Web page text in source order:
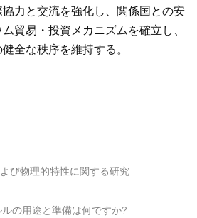
力と交流を強化し、関係国との安
貿易・投資メカニズムを確立し、
全な秩序を維持する。
び物理的特性に関する研究
の用途と準備は何ですか?